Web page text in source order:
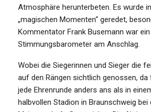
Atmosphäre herunterbeten. Es wurde
„magischen Momenten“ geredet,
Kommentator Frank Busemann war
Stimmungsbarometer am Anschlag.
Wobei die Siegerinnen und Sieger die
auf den Rängen sichtlich genossen, da
jede Ehrenrunde anders ans als in
halbvollen Stadion in Braunschweig bei